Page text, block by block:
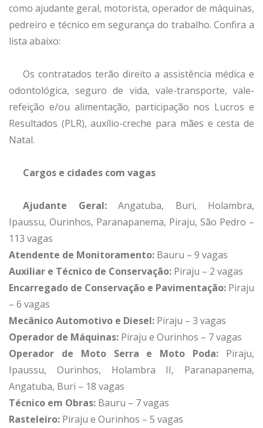
como ajudante geral, motorista, operador de máquinas,
pedreiro e técnico em segurança do trabalho. Confira a
lista abaixo:
Os contratados terão direito a assistência médica e
odontológica, seguro de vida, vale-transporte, vale-
refeição e/ou alimentação, participação nos Lucros e
Resultados (PLR), auxílio-creche para mães e cesta de
Natal.
Cargos e cidades com vagas
Ajudante Geral: Angatuba, Buri, Holambra,
Ipaussu, Ourinhos, Paranapanema, Piraju, São Pedro –
113 vagas
Atendente de Monitoramento: Bauru – 9 vagas
Auxiliar e Técnico de Conservação: Piraju – 2 vagas
Encarregado de Conservação e Pavimentação: Piraju
– 6 vagas
Mecânico Automotivo e Diesel: Piraju – 3 vagas
Operador de Máquinas: Piraju e Ourinhos – 7 vagas
Operador de Moto Serra e Moto Poda: Piraju,
Ipaussu, Ourinhos, Holambra II, Paranapanema,
Angatuba, Buri – 18 vagas
Técnico em Obras: Bauru – 7 vagas
Rasteleiro: Piraju e Ourinhos – 5 vagas